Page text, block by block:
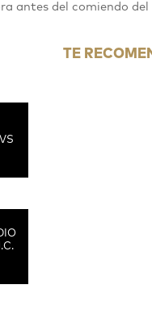
antes del comiendo
TE